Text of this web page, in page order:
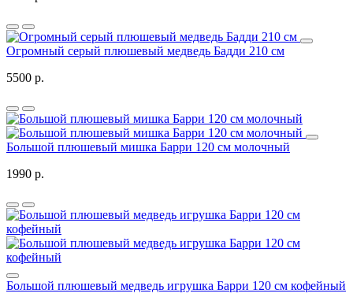
Огромный серый плюшевый медведь Бадди 210 см
5500 р.
Большой плюшевый мишка Барри 120 см молочный
1990 р.
Большой плюшевый медведь игрушка Барри 120 см кофейный